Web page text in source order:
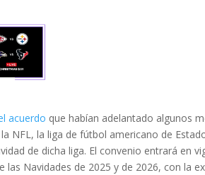
acuerdo que habían adelantado algunos
NFL, la liga de fútbol americano de
de dicha liga. El convenio entrará en
las Navidades de 2025 y de 2026, con la